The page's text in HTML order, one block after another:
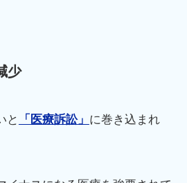
少
と 「医療訴訟」 に巻き込まれ